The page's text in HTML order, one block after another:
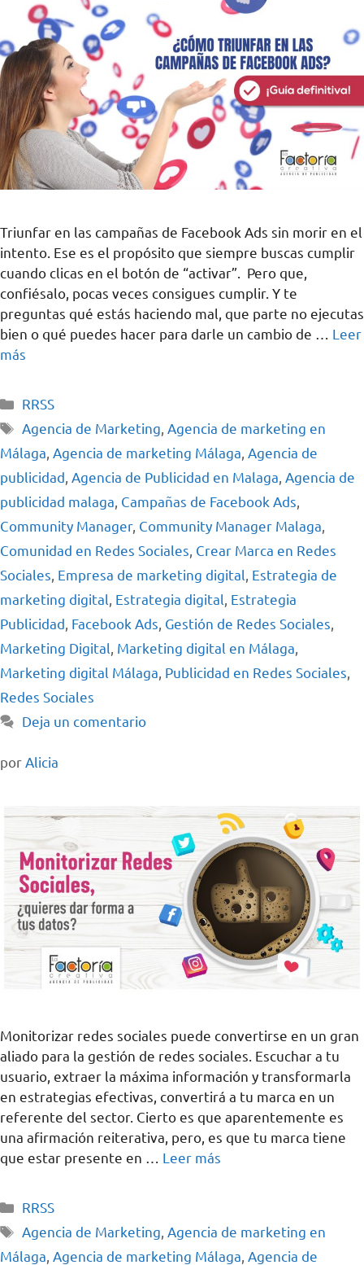
Triunfar en las campañas de Facebook Ads sin morir en el
intento. Ese es el propósito que siempre buscas cumplir
cuando clicas en el botón de “activar”. Pero que,
confiésalo, pocas veces consigues cumplir. Y te
preguntas qué estás haciendo mal, que parte no ejecutas
bien o qué puedes hacer para darle un cambio de … Leer
más
RRSS
Agencia de Marketing Agencia de marketing en
Málaga Agencia de marketing Málaga Agencia de
publicidad Agencia de Publicidad en Malaga Agencia de
publicidad malaga Campañas de Facebook Ads
Community Manager, Community Manager Malaga
Comunidad en Redes Sociales Crear Marca en Redes
Sociales Empresa de marketing digital Estrategia de
marketing digital Estrategia digital Estrategia
Publicidad Facebook Ads Gestión de Redes Sociales
Marketing Digital Marketing digital en Málaga
Marketing digital Málaga Publicidad en Redes Sociales
Redes Sociales
Deja un comentario
por Alicia
Monitorizar redes sociales puede convertirse en un gran
aliado para la gestión de redes sociales. Escuchar a tu
usuario, extraer la máxima información y transformarla
en estrategias efectivas, convertirá a tu marca en un
referente del sector. Cierto es que aparentemente es
una afirmación reiterativa, pero, es que tu marca tiene
que estar presente en … Leer más
RRSS
Agencia de Marketing Agencia de marketing en
Málaga Agencia de marketing Málaga Agencia de